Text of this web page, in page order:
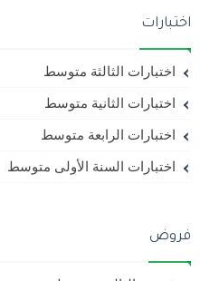
اختبارات
اختبارات الثالثة متوسط
اختبارات الثانية متوسط
اختبارات الرابعة متوسط
اختبارات السنة الأولى متوسط
فروض